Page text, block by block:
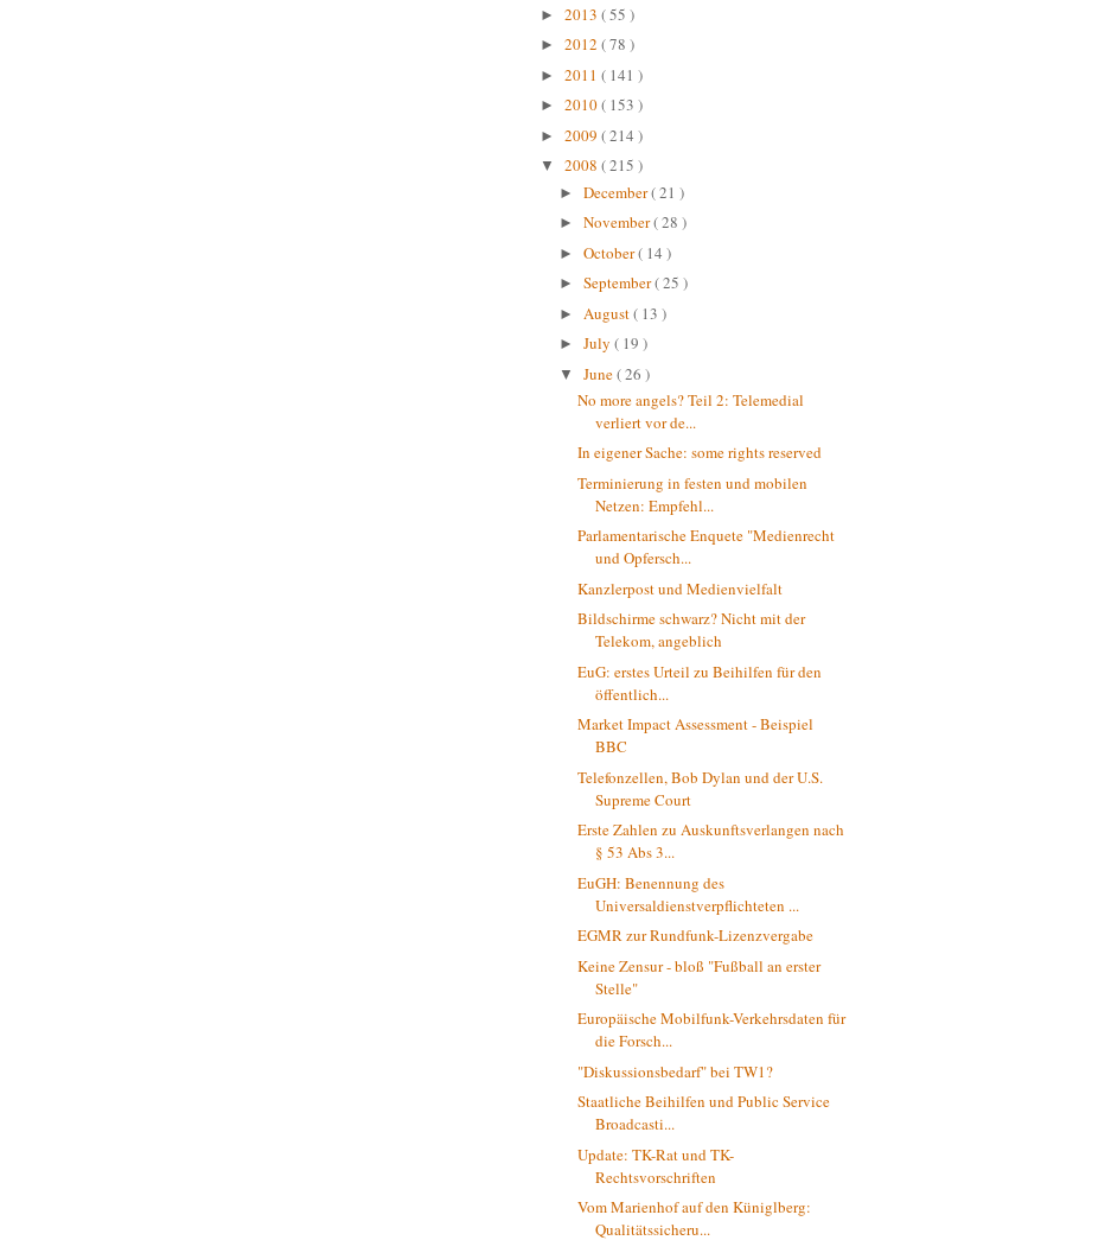
► 2013 ( 55 )
► 2012 ( 78 )
► 2011 ( 141 )
► 2010( 153 )
► 2009 ( 214 )
▼ 2008 ( 215 )
► December( 21 )
► November( 28 )
► October( 14 )
► September( 25 )
► August( 13 )
► July ( 19 )
▼ June( 26 )
No more angels? Teil 2: Telemedial
verliert vor de...
In eigener Sache: some rights reserved
Terminierung in festen und mobilen
Netzen: Empfehl...
Parlamentarische Enquete "Medienrecht
und Opfersch...
Kanzlerpost und Medienvielfalt
Bildschirme schwarz? Nicht mit der
Telekom, angeblich
EuG: erstes Urteil zu Beihilfen für den
öffentlich...
Market Impact Assessment - Beispiel
BBC
Telefonzellen, Bob Dylan und der U.S.
Supreme Court
Erste Zahlen zu Auskunftsverlangen nach
§ 53 Abs 3...
EuGH: Benennung des
Universaldienstverpflichteten ...
EGMR zur Rundfunk-Lizenzvergabe
Keine Zensur - bloß "Fußball an erster
Stelle"
Europäische Mobilfunk-Verkehrsdaten für
die Forsch...
"Diskussionsbedarf" bei TW1?
Staatliche Beihilfen und Public Service
Broadcasti...
Update: TK-Rat und TK-
Rechtsvorschriften
Vom Marienhof auf den Küniglberg:
Qualitätssicheru...